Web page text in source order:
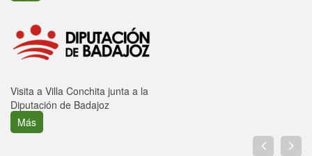
Visita a Villa Conchita junta a la
Diputación de Badajoz
Más